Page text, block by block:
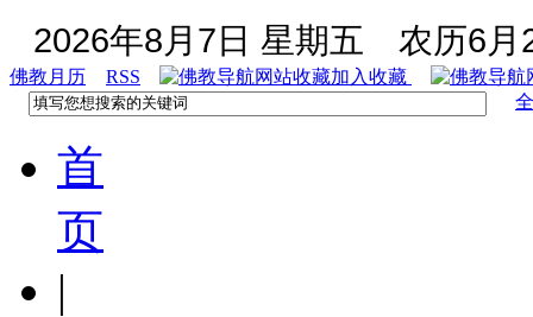
2026年8月7日 星期五 农历6月
佛教月历 RSS
加入收藏
首
页
|